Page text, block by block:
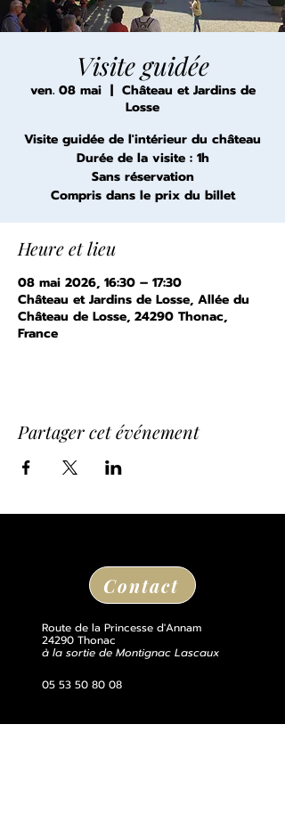
Visite guidée
ven. 08 mai
  |
Château et Jardins de
Losse
Visite guidée de l'intérieur du château
Durée de la visite : 1h
Sans réservation
Compris dans le prix du billet
Heure et lieu
08 mai 2026, 16:30 – 17:30
Château et Jardins de Losse, Allée du
Château de Losse, 24290 Thonac,
France
Partager cet événement
Contact
Route de la Princesse d'Annam
24290 Thonac
à la sortie de Montignac Lascaux
05 53 50 80 08
losse@chateaudelosse.com